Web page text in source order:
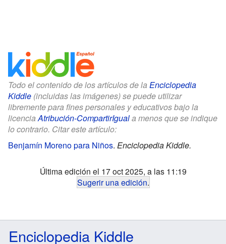
Todo el contenido de los artículos de la Enciclopedia
Kiddle (incluidas las imágenes) se puede utilizar
libremente para fines personales y educativos bajo la
licenciaAtribución-CompartirIguala menos que se indique
lo contrario. Citar este artículo:
Benjamín Moreno para Niños. Enciclopedia Kiddle.
Última edición el 17 oct 2025, a las 11:19
Sugerir una edición.
Enciclopedia Kiddle